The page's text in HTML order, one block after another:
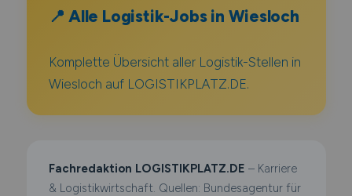
📍 Alle Logistik-Jobs in Wiesloch
Komplette Übersicht aller Logistik-Stellen in
Wiesloch auf LOGISTIKPLATZ.DE.
Fachredaktion LOGISTIKPLATZ.DE – Karriere
& Logistikwirtschaft. Quellen: Bundesagentur für